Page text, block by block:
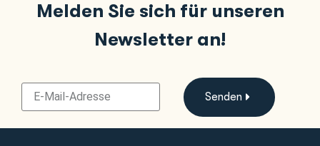
Melden Sie sich für unseren
Newsletter an!
Senden